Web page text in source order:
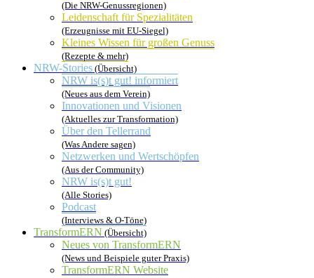
(Die NRW-Genussregionen)
Leidenschaft für Spezialitäten
(Erzeugnisse mit EU-Siegel)
Kleines Wissen für großen Genuss
(Rezepte & mehr)
NRW-Stories (Übersicht)
NRW is(s)t gut! informiert
(Neues aus dem Verein)
Innovationen und Visionen
(Aktuelles zur Transformation)
Über den Tellerrand
(Was Andere sagen)
Netzwerken und Wertschöpfen
(Aus der Community)
NRW is(s)t gut!
(Alle Stories)
Podcast
(Interviews & O-Töne)
TransformERN (Übersicht)
Neues von TransformERN
(News und Beispiele guter Praxis)
TransformERN Website